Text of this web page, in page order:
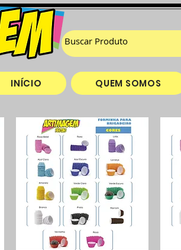
INÍCIO QUEM SOMOS